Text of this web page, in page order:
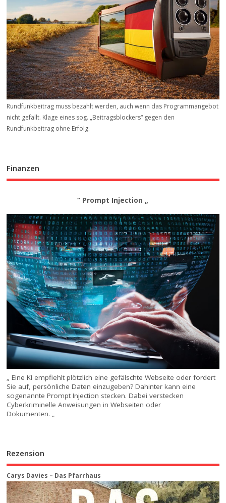
Rundfunkbeitrag muss bezahlt werden, auch wenn das Programmangebot
nicht gefällt. Klage eines sog. „Beitrags­blockers“ gegen den
Rundfunkbeitrag ohne Erfolg.
Finanzen
“ Prompt Injection „
„ Eine KI empfiehlt plötzlich eine gefälschte Webseite oder fordert
Sie auf, persönliche Daten einzugeben? Dahinter kann eine
sogenannte Prompt Injection stecken. Dabei verstecken
Cyberkriminelle Anweisungen in Webseiten oder
Dokumenten. „
Rezension
Carys Davies – Das Pfarrhaus